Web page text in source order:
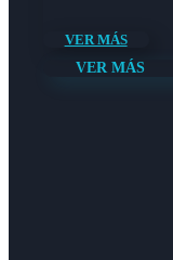
VER MÁS
VER MÁS